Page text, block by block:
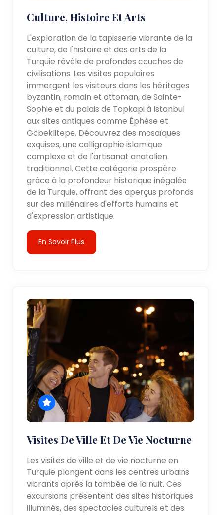
Culture, Histoire Et Arts
L'exploration de la tapisserie vibrante de la
culture, de l'histoire et des arts de la
Turquie révèle de profondes couches de
civilisations. Les visites populaires
immergent les visiteurs dans les héritages
byzantin, romain et ottoman, de Sainte-
Sophie et du palais de Topkapi à Istanbul
aux sites antiques comme Éphèse et
Göbeklitepe. Découvrez des mosaïques
exquises, une calligraphie islamique
complexe et de l'artisanat anatolien
traditionnel. Cette catégorie prospère
grâce à la profondeur historique inégalée
de la Turquie, offrant des aperçus profonds
sur des millénaires d'efforts humains et
d'expression artistique.
En Savoir Plus
Visites De Ville Et De Vie Nocturne
Les visites de ville et de vie nocturne en
Turquie plongent dans les centres urbains
vibrants après la tombée de la nuit. Ces
excursions présentent des sites historiques
illuminés, des spectacles culturels et des